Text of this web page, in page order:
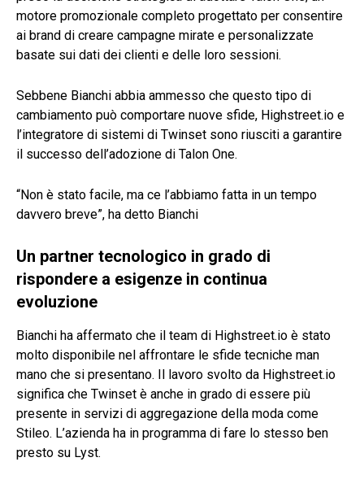
motore promozionale completo progettato per consentire
ai brand di creare campagne mirate e personalizzate
basate sui dati dei clienti e delle loro sessioni.
Sebbene Bianchi abbia ammesso che questo tipo di
cambiamento può comportare nuove sfide, Highstreet.io e
l’integratore di sistemi di Twinset sono riusciti a garantire
il successo dell’adozione di Talon One.
“Non è stato facile, ma ce l’abbiamo fatta in un tempo
davvero breve”, ha detto Bianchi
Un partner tecnologico in grado di
rispondere a esigenze in continua
evoluzione
Bianchi ha affermato che il team di Highstreet.io è stato
molto disponibile nel affrontare le sfide tecniche man
mano che si presentano. Il lavoro svolto da Highstreet.io
significa che Twinset è anche in grado di essere più
presente in servizi di aggregazione della moda come
Stileo. L’azienda ha in programma di fare lo stesso ben
presto su Lyst.